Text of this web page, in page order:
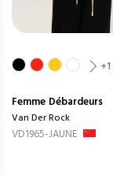
+1
Femme Débardeurs
Van Der Rock
VD1965-JAUNE